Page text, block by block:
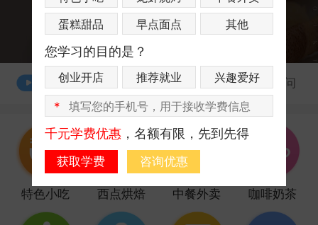
1分钟了解美味学院 一对一课程顾问
特色小吃 西点烘焙 中餐外卖 咖啡奶茶
蛋糕甜品
早点面点 其他
您学习的目的是？
创业开店 推荐就业 兴趣爱好
*
千元学费优惠，名额有限，先到先得
获取学费 咨询优惠